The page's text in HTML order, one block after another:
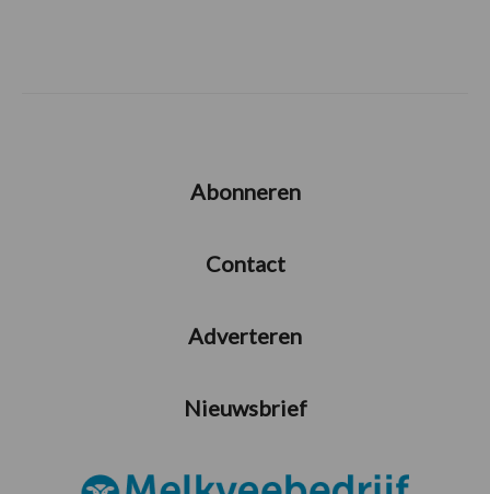
Abonneren
Contact
Adverteren
Nieuwsbrief